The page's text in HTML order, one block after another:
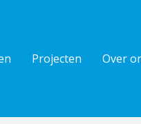
Projecten Over